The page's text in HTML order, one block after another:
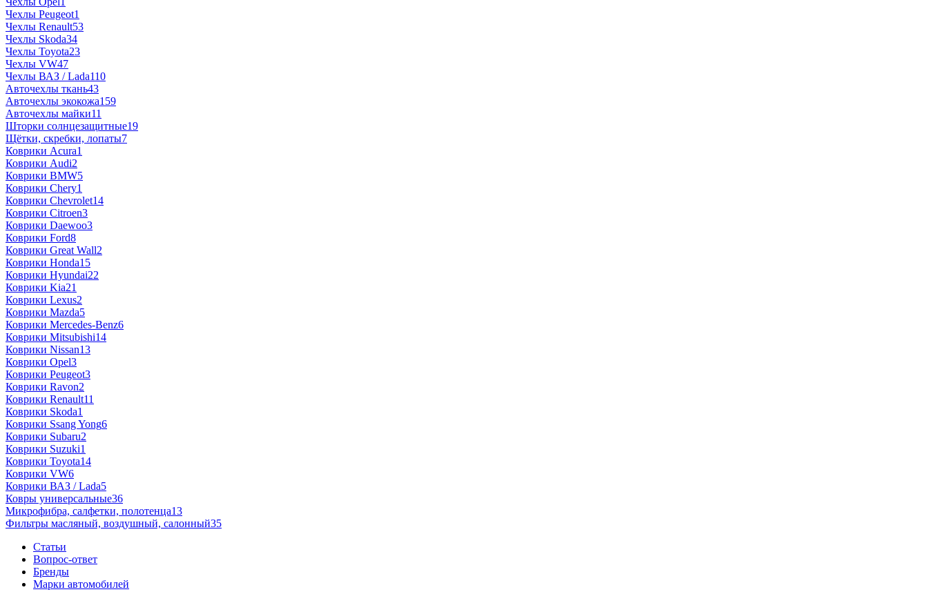
Чехлы Peugeot1
Чехлы Renault53
Чехлы Skoda34
Чехлы Toyota23
Чехлы VW47
Чехлы ВАЗ / Lada110
Авточехлы ткань43
Авточехлы экокожа159
Авточехлы майки11
Шторки солнцезащитные19
Щётки, скребки, лопаты7
Коврики Acura1
Коврики Audi2
Коврики BMW5
Коврики Chery1
Коврики Chevrolet14
Коврики Citroen3
Коврики Daewoo3
Коврики Ford8
Коврики Great Wall2
Коврики Honda15
Коврики Hyundai22
Коврики Kia21
Коврики Lexus2
Коврики Mazda5
Коврики Mercedes-Benz6
Коврики Mitsubishi14
Коврики Nissan13
Коврики Opel3
Коврики Peugeot3
Коврики Ravon2
Коврики Renault11
Коврики Skoda1
Коврики Ssang Yong6
Коврики Subaru2
Коврики Suzuki1
Коврики Toyota14
Коврики VW6
Коврики ВАЗ / Lada5
Ковры универсальные36
Микрофибра, салфетки, полотенца13
Фильтры масляный, воздушный, салонный35
Статьи
Вопрос-ответ
Бренды
Марки автомобилей